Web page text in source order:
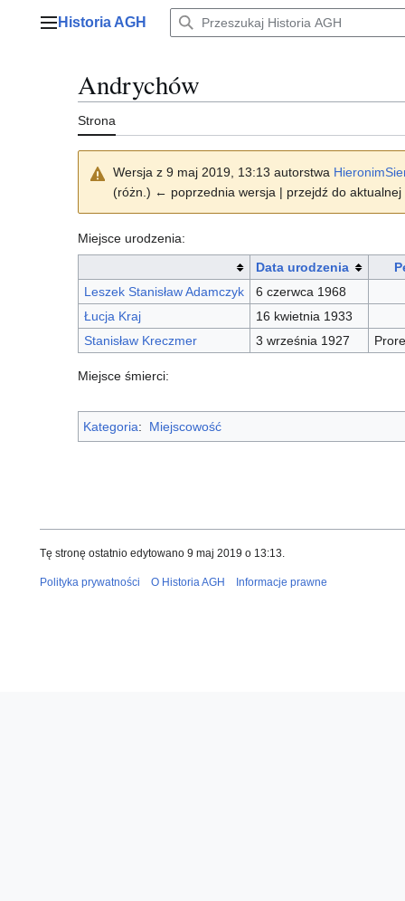
Menu główne
Historia AGH
Andrychów
Strona
Wersja z 9 maj 2019, 13:13 autorstwa
(różn.) ← poprzednia wersja | przejdź do
Miejsce urodzenia:
Data urodzenia
Leszek Stanisław Adamczyk
6 czerwca 1968
Łucja Kraj
16 kwietnia 1933
Stanisław Kreczmer
3 września 1927
Miejsce śmierci:
Kategoria: Miejscowość
Tę stronę ostatnio edytowano 9 maj 2019 o 13:13.
Polityka prywatności O Historia AGH Informacje prawne